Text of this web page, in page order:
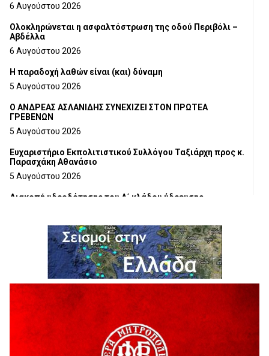
6 Αυγούστου 2026
Ολοκληρώνεται η ασφαλτόστρωση της οδού Περιβόλι –
Αβδέλλα
6 Αυγούστου 2026
H παραδοχή λαθών είναι (και) δύναμη
5 Αυγούστου 2026
Ο ΑΝΔΡΕΑΣ ΑΣΛΑΝΙΔΗΣ ΣΥΝΕΧΙΖΕΙ ΣΤΟΝ ΠΡΩΤΕΑ
ΓΡΕΒΕΝΩΝ
5 Αυγούστου 2026
Ευχαριστήριο Εκπολιτιστικού Συλλόγου Ταξιάρχη προς κ.
Παρασχάκη Αθανάσιο
5 Αυγούστου 2026
Διακοπή υδροδότησης του Α΄ κλάδου ύδρευσης
Η Marseaux στα Γρεβενά για μια μοναδική συναυλία
5 Αυγούστου 2026
Θερινό Σινεμά στο πλαίσιο του «Πολιτιστικού
Καλοκαιριού 2026» με την βραβευμένη ταινία «Μικρές
Ανάσες».
5 Αυγούστου 2026
Γρεβενά: Συνελήφθη 18χρονος αλλοδαπός, για κλοπή
εξοπλισμού γυμναστηρίου